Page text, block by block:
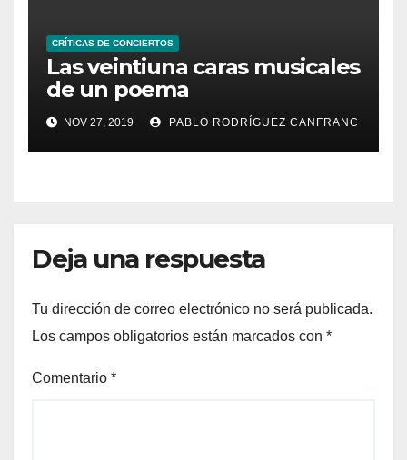
CRÍTICAS DE CONCIERTOS
Las veintiuna caras musicales
de un poema
NOV 27, 2019 PABLO RODRÍGUEZ CANFRANC
Deja una respuesta
Tu dirección de correo electrónico no será publicada.
Los campos obligatorios están marcados con *
Comentario *